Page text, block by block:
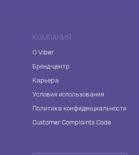
КОМПАНИЯ
О Viber
Бренд-центр
Карьера
Условия использования
Политика конфиденциальности
Customer Complaints Code